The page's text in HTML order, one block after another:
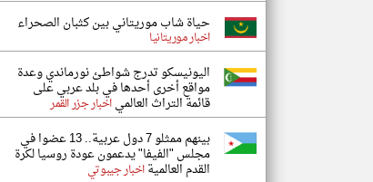
حياة شاب موريتاني بين كثبان الصحراء
اخبار موريتانيا
اليونيسكو تدرج شواطئ نورماندي وعدة
مواقع أخرى أحدها في بلد عربي على
قائمة التراث العالمياخبار جزر القمر
بينهم ممثلو 7 دول عربية.. 13 عضوا في
مجلس "الفيفا" يدعمون عودة روسيا لكرة
القدم العالميةاخبار جيبوتي